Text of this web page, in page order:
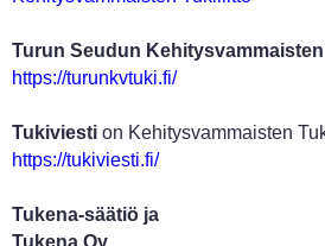
Turun Seudun
https://turunkvtuki.fi/
Tukiviesti on Kehitysvammaisten
https://tukiviesti.fi/
Tukena-säätiö ja
Tukena Oy